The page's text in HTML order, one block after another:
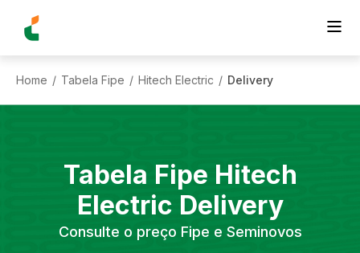
Home / Tabela Fipe / Hitech Electric / Delivery
Tabela Fipe Hitech
Electric Delivery
Consulte o preço Fipe e Seminovos